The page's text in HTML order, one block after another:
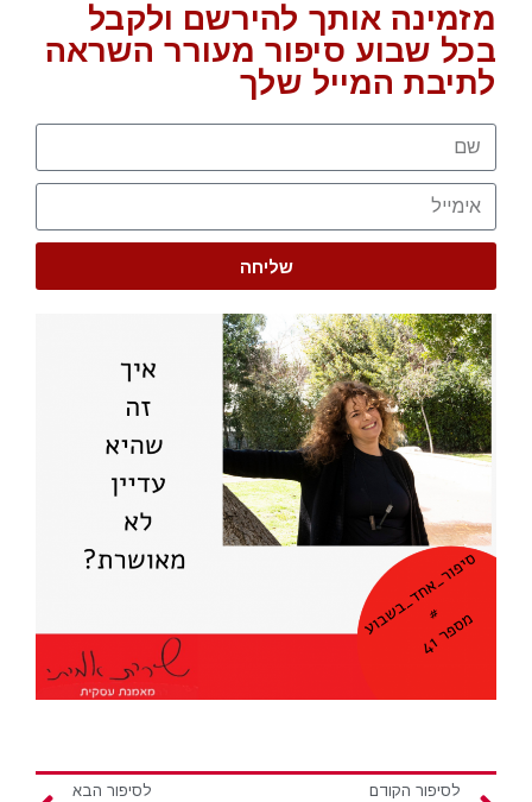
מזמינה אותך להירשם ולקבל
בכל שבוע סיפור מעורר השראה
לתיבת המייל שלך
שליחה
לסיפור הקודם לסיפור הבא